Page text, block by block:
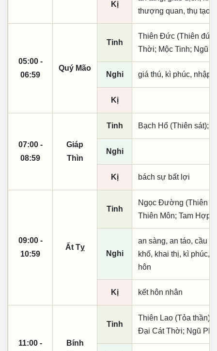
Kị
thượng quan, thụ tạo,
05:00 -
06:59
Quý Mão
Tinh
Thiên Đức (Thiên
Thời; Mộc Tinh; Ngũ
Nghi giá thú, kì phúc, nhập
Kị
07:00 -
08:59
Giáp
Thìn
Tinh Bạch Hổ (Thiên sát);
Nghi
Kị bách sự bất lợi
09:00 -
10:59
Ất Tỵ
Tinh
Ngọc Đường (Thiên
Thiên Môn; Tam Hợp;
Nghi
an sàng, an táo, cầu
khố, khai thị, kì phúc,
hôn
Kị kết hôn nhân
11:00 -
Bính
Tinh
Thiên Lao (Tỏa thần);
Đại Cát Thời; Ngũ